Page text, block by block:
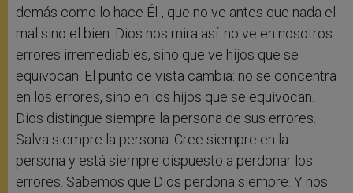
demás como lo hace Él-, que no ve antes que nada el
mal sino el bien. Dios nos mira así: no ve en nosotros
errores irremediables, sino que ve hijos que se
equivocan. El punto de vista cambia: no se concentra
en los errores, sino en los hijos que se equivocan.
Dios distingue siempre la persona de sus errores.
Salva siempre la persona. Cree siempre en la
persona y está siempre dispuesto a perdonar los
errores. Sabemos que Dios perdona siempre. Y nos